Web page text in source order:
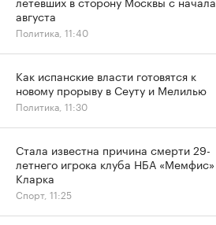
августа
Политика, 11:40
Как испанские власти готовятся к
новому прорыву в Сеуту и Мелилью
Политика, 11:30
Стала известна причина смерти 29-
летнего игрока клуба НБА «Мемфис»
Кларка
Спорт, 11:25